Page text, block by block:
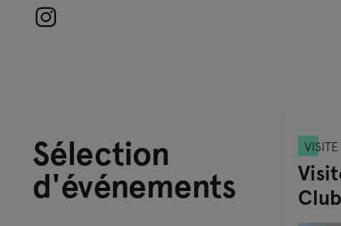
Sélection
d'événements
Club